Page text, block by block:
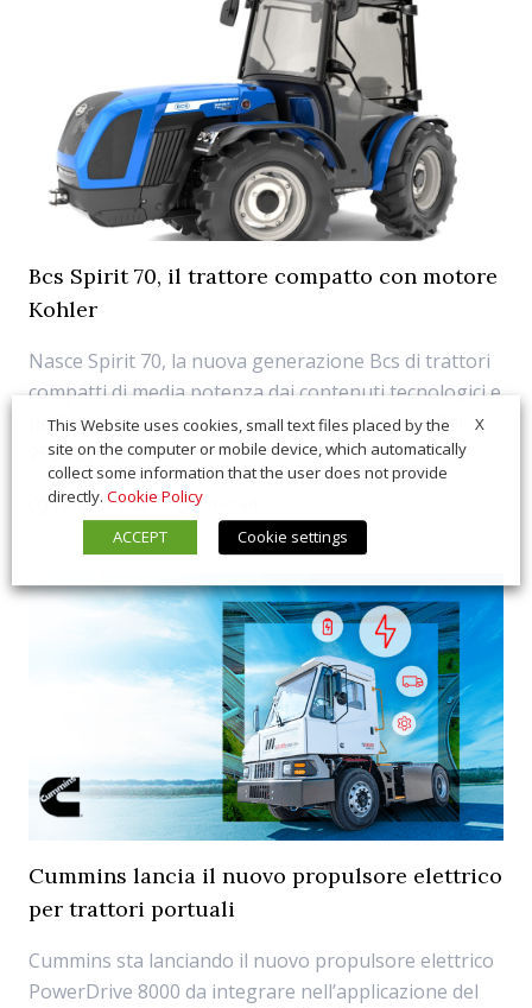
Bcs Spirit 70, il trattore compatto con motore
Kohler
Nasce Spirit 70, la nuova generazione Bcs di trattori
compatti di media potenza dai contenuti tecnologici e
performance di alta gamma. Sotto il cofano, il Kdi
2504 di Kohler.
19 Aprile 2022 Off-Road
Cummins lancia il nuovo propulsore elettrico
per trattori portuali
Cummins sta lanciando il nuovo propulsore elettrico
PowerDrive 8000 da integrare nell’applicazione del
X
This Website uses cookies, small text files placed by the
site on the computer or mobile device, which automatically
collect some information that the user does not provide
directly. Cookie Policy
ACCEPT
Cookie settings